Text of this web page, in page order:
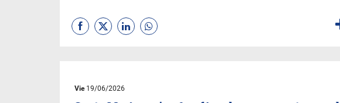
Vie19/06/2026